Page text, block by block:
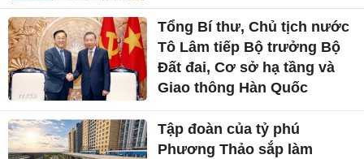
Tổng Bí thư, Chủ tịch nước
Tô Lâm tiếp Bộ trưởng Bộ
Đất đai, Cơ sở hạ tầng và
Giao thông Hàn Quốc
Tập đoàn của tỷ phú
Phương Thảo sắp làm